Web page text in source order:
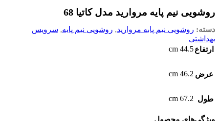
روشویی نیم پایه مروارید مدل کاتیا 68
دسته: روشویی نیم پابه مروارید, روشویی نیم پایه, سرویس
بهداشتی
ارتفاع44.5 cm
عرض 46.2 cm
طول 67.2 cm
ویژگی‌های محصول